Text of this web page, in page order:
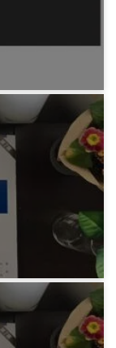
役立たず